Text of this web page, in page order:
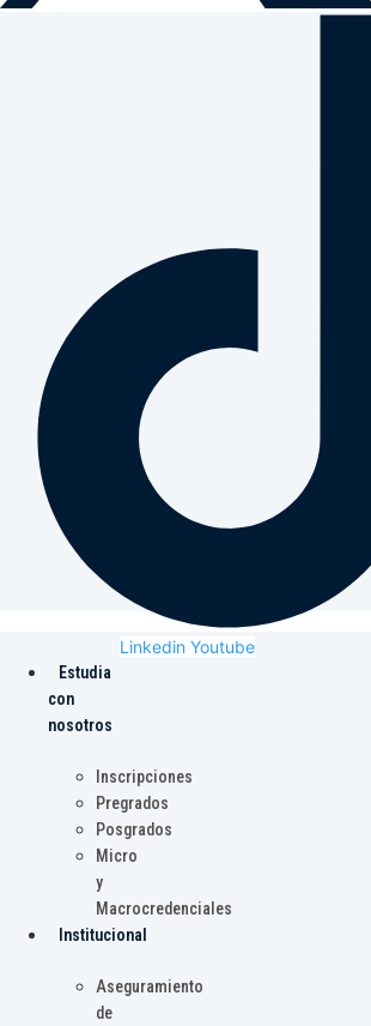
Linkedin Youtube
Estudia
con
nosotros
Inscripciones
Pregrados
Posgrados
Micro
y
Macrocredenciales
Institucional
Aseguramiento
de